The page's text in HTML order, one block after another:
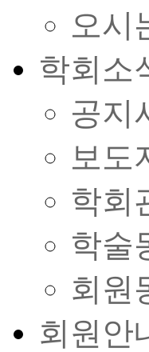
오시
학회소
공지
보도
학회
학술
회원
회원안